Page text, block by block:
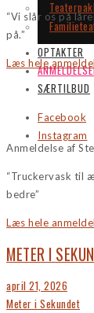
OPTAKTER
SÆRTILBUD
Facebook
Instagram
“Vi slår os på
på.”
Læs hele
Anmeldelse af
“Truckervask til
bedre”
Læs hele
METER I
Posted
on
april 21, 2026
Meter i Sekundet